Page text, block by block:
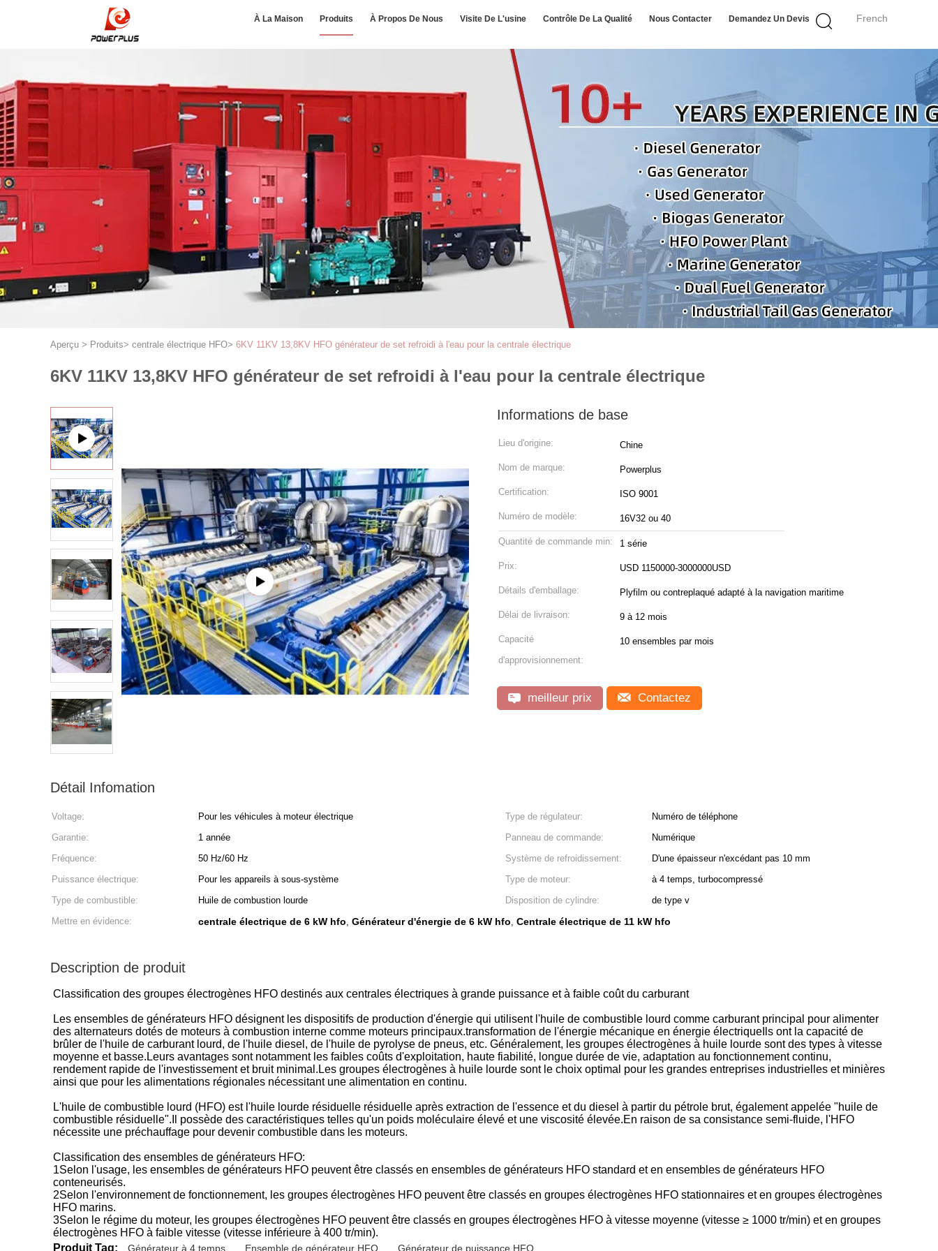
French
À La Maison Produits À Propos De Nous Visite De L'usine Contrôle De La Qualité Nous Contacter Demandez Un Devis
Aperçu > Produits> centrale électrique HFO> 6KV 11KV 13,8KV HFO générateur de set refroidi à l'eau pour la centrale électrique
6KV 11KV 13,8KV HFO générateur de set refroidi à l'eau pour la centrale électrique
Informations de base
Lieu d'origine: Chine
Nom de marque: Powerplus
Certification: ISO 9001
Numéro de modèle: 16V32 ou 40
Quantité de commande min: 1 série
Prix: USD 1150000-3000000USD
Détails d'emballage: Plyfilm ou contreplaqué adapté à la navigation maritime
Délai de livraison: 9 à 12 mois
Capacité
d'approvisionnement:
10 ensembles par mois
meilleur prix Contactez
Détail Infomation
Voltage: Pour les véhicules à moteur électrique Type de régulateur:
Numéro de téléphone
Garantie:
1 année Panneau de commande:
Numérique
Fréquence:
50 Hz/60 Hz Système de refroidissement:
D'une épaisseur n'excédant pas 10 mm
Puissance électrique:
Pour les appareils à sous-système Type de moteur:
à 4 temps, turbocompressé
Type de combustible:
Huile de combustion lourde Disposition de cylindre:
de type v
Mettre en évidence:
centrale électrique de 6 kW hfo, Générateur d'énergie de 6 kW hfo, Centrale électrique de 11 kW hfo
Description de produit
Classification des groupes électrogènes HFO destinés aux centrales électriques à grande puissance et à faible coût du carburant
Les ensembles de générateurs HFO désignent les dispositifs de production d'énergie qui utilisent l'huile de combustible lourd comme carburant principal pour alimenter
des alternateurs dotés de moteurs à combustion interne comme moteurs principaux.transformation de l'énergie mécanique en énergie électriqueIls ont la capacité de
brûler de l'huile de carburant lourd, de l'huile diesel, de l'huile de pyrolyse de pneus, etc. Généralement, les groupes électrogènes à huile lourde sont des types à vitesse
moyenne et basse.Leurs avantages sont notamment les faibles coûts d'exploitation, haute fiabilité, longue durée de vie, adaptation au fonctionnement continu,
rendement rapide de l'investissement et bruit minimal.Les groupes électrogènes à huile lourde sont le choix optimal pour les grandes entreprises industrielles et minières
ainsi que pour les alimentations régionales nécessitant une alimentation en continu.
L'huile de combustible lourd (HFO) est l'huile lourde résiduelle résiduelle après extraction de l'essence et du diesel à partir du pétrole brut, également appelée "huile de
combustible résiduelle".Il possède des caractéristiques telles qu'un poids moléculaire élevé et une viscosité élevée.En raison de sa consistance semi-fluide, l'HFO
nécessite une préchauffage pour devenir combustible dans les moteurs.
Classification des ensembles de générateurs HFO:
1Selon l'usage, les ensembles de générateurs HFO peuvent être classés en ensembles de générateurs HFO standard et en ensembles de générateurs HFO
conteneurisés.
2Selon l'environnement de fonctionnement, les groupes électrogènes HFO peuvent être classés en groupes électrogènes HFO stationnaires et en groupes électrogènes
HFO marins.
3Selon le régime du moteur, les groupes électrogènes HFO peuvent être classés en groupes électrogènes HFO à vitesse moyenne (vitesse ≥ 1000 tr/min) et en groupes
électrogènes HFO à faible vitesse (vitesse inférieure à 400 tr/min).
Produit Tag:
Générateur à 4 temps Ensemble de générateur HFO Générateur de puissance HFO